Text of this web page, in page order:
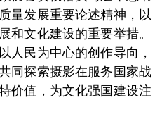
量发展重要论述精神，以
和文化建设的重要举措。
人民为中心的创作导向，
同探索摄影在服务国家战
价值，为文化强国建设注